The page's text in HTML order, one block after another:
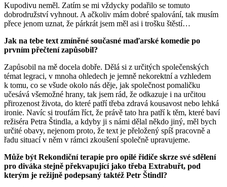
Kupodivu neměl. Zatím se mi vždycky podařilo se tomuto
dobrodružství vyhnout. A ačkoliv mám dobré spalování, tak musím
přece jenom uznat, že párkrát jsem měl asi i trošku štěstí…
Jak na tebe text zmíněné současné maďarské komedie po
prvním přečtení zapůsobil?
Zapůsobil na mě docela dobře. Dělá si z určitých společenských
témat legraci, v mnoha ohledech je jemně nekorektní a vzhledem
k tomu, co se všude okolo nás děje, jak společnost pomaličku
učesává všemožné hrany, tak jsem rád, že odkazuje i na určitou
přirozenost života, do které patří třeba zdravá kousavost nebo lehká
ironie. Navíc si troufám říct, že právě tato hra patří k těm, které baví
režiséra Petra Štindla, a kdyby ji s námi dělal někdo jiný, měl bych
určité obavy, nejenom proto, že text je přeložený spíš pracovně a
řadu situací v něm v rámci zkoušení společně upravujeme.
Může být Rekondiční terapie pro opilé řidiče skrze své sdělení
pro diváka stejně překvapující jako třeba Extrabuřt, pod
kterým je režijně podepsaný taktéž Petr Štindl?